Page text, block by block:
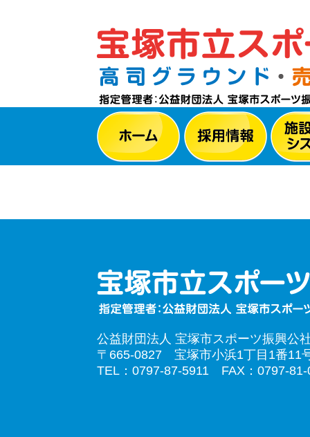
公益財団法人 宝塚市スポーツ振興公
〒665-0827 宝塚市小浜1丁目1番11
TEL：0797-87-5911 FAX：0797-81-